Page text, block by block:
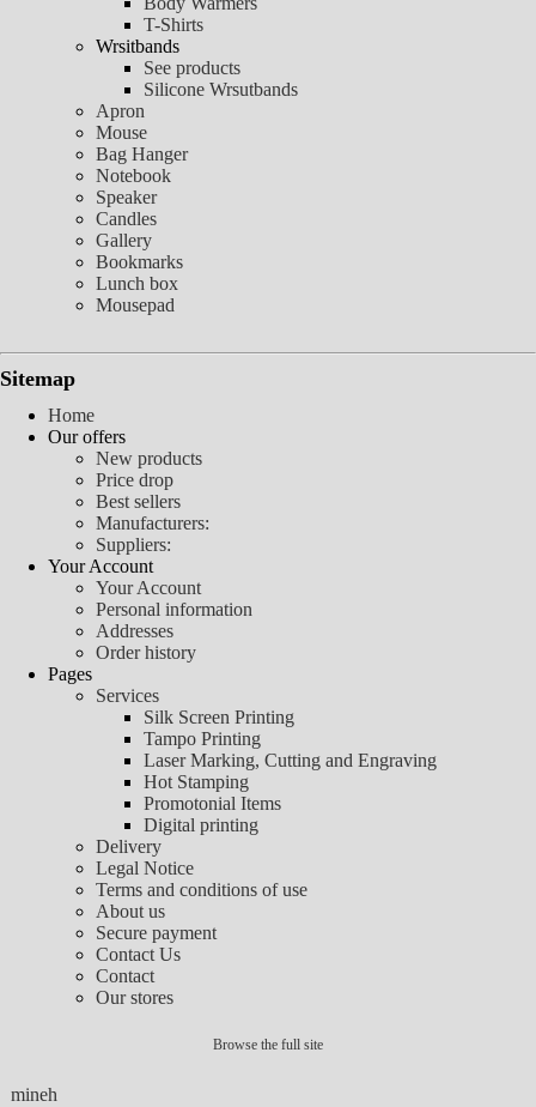
T-Shirts
Wrsitbands
See products
Silicone Wrsutbands
Apron
Mouse
Bag Hanger
Notebook
Speaker
Candles
Gallery
Bookmarks
Lunch box
Mousepad
Sitemap
Home
Our offers
New products
Price drop
Best sellers
Manufacturers:
Suppliers:
Your Account
Your Account
Personal information
Addresses
Order history
Pages
Services
Silk Screen Printing
Tampo Printing
Laser Marking, Cutting and Engraving
Hot Stamping
Promotonial Items
Digital printing
Delivery
Legal Notice
Terms and conditions of use
About us
Secure payment
Contact Us
Contact
Our stores
Browse the full site
mineh